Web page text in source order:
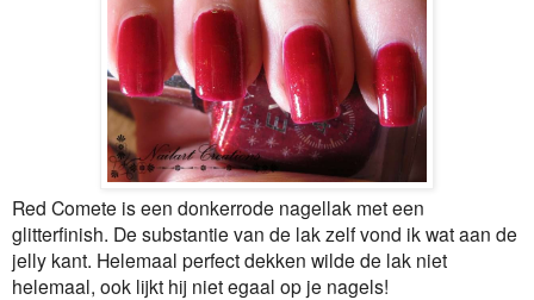
Red Comete is een donkerrode nagellak met een
glitterfinish. De substantie van de lak zelf vond ik wat aan de
jelly kant. Helemaal perfect dekken wilde de lak niet
helemaal, ook lijkt hij niet egaal op je nagels!